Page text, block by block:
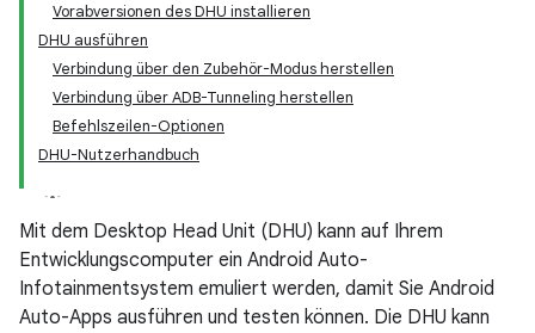
Vorabversionen des DHU installieren
DHU ausführen
Verbindung über den Zubehör-Modus herstellen
Verbindung über ADB-Tunneling herstellen
Befehlszeilen-Optionen
DHU-Nutzerhandbuch
Mit dem Desktop Head Unit (DHU) kann auf Ihrem
Entwicklungscomputer ein Android Auto-
Infotainmentsystem emuliert werden, damit Sie Android
Auto-Apps ausführen und testen können. Die DHU kann